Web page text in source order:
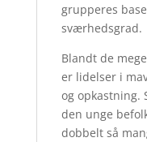
grupperes
sværhedsgrad.
Blandt de
er lidelser i
og opkastning.
den unge
dobbelt så